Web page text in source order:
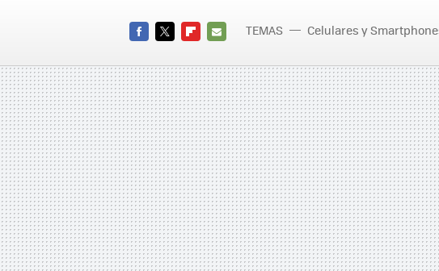
MAIL
TEMAS Celulares y